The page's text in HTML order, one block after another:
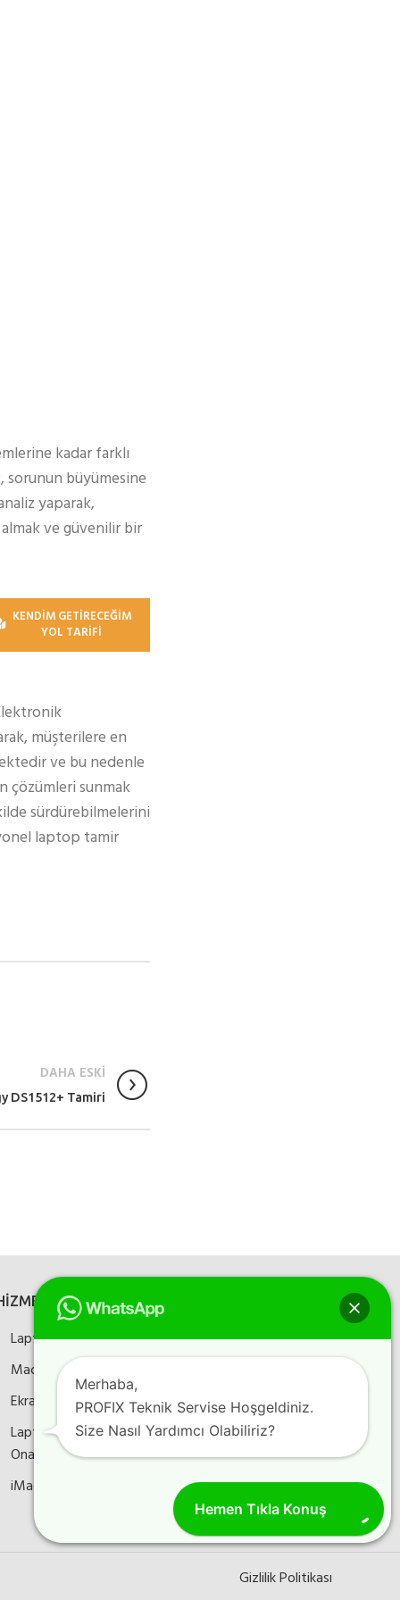
kadar farklı
sorunun büyümesine
yaparak,
ve güvenilir bir
KENDİM GETİRECEĞİM
YOL TARİFİ
müşterilere en
ve bu nedenle
çözümleri sunmak
sürdürebilmelerini
laptop tamir
DAHA ESKİ
DS1512+ Tamiri
Laptop Onarım
Macbook Onarım
Ekran Kartı Onarım
Laptop Anakart
Onarım
iMac Onarım
Bizi sosyal medyada
takip edin
Instagram
Facebook
YouTube
Gizlilik Politikası
Hemen Tıkla Konuş
Merhaba,
PROFIX Teknik Servise Hoşgeldiniz.
Size Nasıl Yardımcı Olabiliriz?